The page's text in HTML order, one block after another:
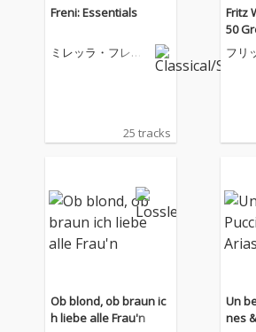
Freni: Essentials
ミレッラ・フレー
25 tracks
Fritz
50
フリ
Ob blond, ob braun ic
h liebe alle Frau'n
Un
nes